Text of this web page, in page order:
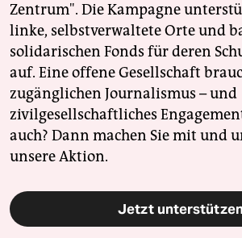
Zentrum". Die Kampagne
linke, selbstverwaltete Orte und
solidarischen Fonds für deren
auf. Eine offene Gesellschaft
zugänglichen Journalismus – und
zivilgesellschaftliches
auch? Dann machen Sie mit und
unsere Aktion.
Jetzt unterstützen